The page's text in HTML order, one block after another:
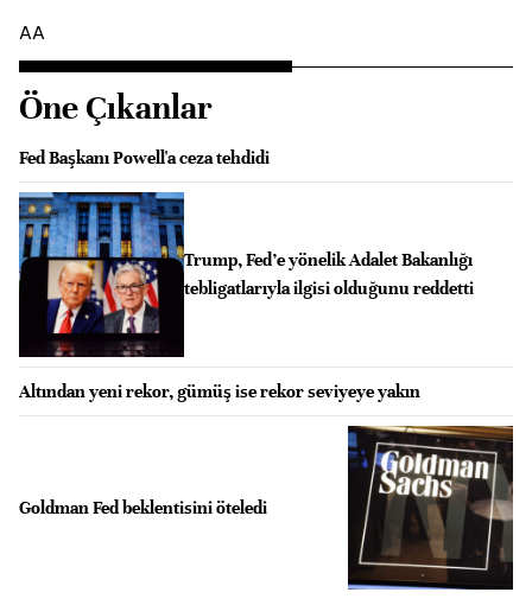
AA
Öne Çıkanlar
Fed Başkanı Powell'a ceza tehdidi
Trump, Fed’e yönelik Adalet Bakanlığı
tebligatlarıyla ilgisi olduğunu reddetti
Altından yeni rekor, gümüş ise rekor seviyeye yakın
Goldman Fed beklentisini öteledi